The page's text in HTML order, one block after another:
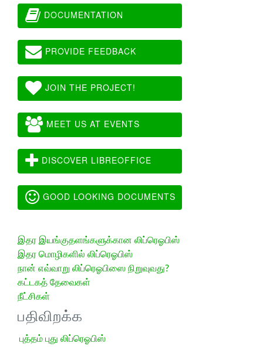
DOCUMENTATION
PROVIDE FEEDBACK
JOIN THE PROJECT!
MEET US AT EVENTS
DISCOVER LIBREOFFICE
GOOD LOOKING DOCUMENTS
இதர இயங்குதளங்களுக்கான லிப்ரெஓபிஸ்
இதர மொழிகளில் லிப்ரெஓபிஸ்
நான் எவ்வாறு லிப்ரெஓபிஸை நிறுவுவது?
கட்டகத் தேவைகள்
நீட்சிகள்
பதிவிறக்க
புத்தம் புது லிப்ரெஓபிஸ்